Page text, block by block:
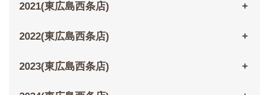
2021(東広島西条店)
2022(東広島西条店)
2023(東広島西条店)